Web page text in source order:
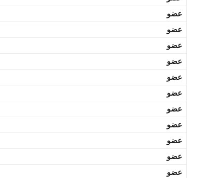
عضو
عضو
عضو
عضو
عضو
عضو
عضو
عضو
عضو
عضو
عضو